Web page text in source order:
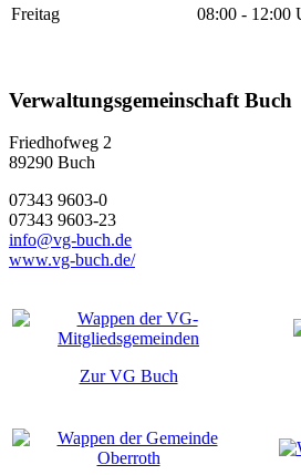
Freitag 08:00 - 12:00
Verwaltungsgemeinschaft Buch
Friedhofweg 2
89290 Buch
07343 9603-0
07343 9603-23
info@vg-buch.de
www.vg-buch.de/
Zur VG Buch